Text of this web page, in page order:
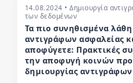
14.08.2024 • Δημιουργία
των δεδομένων
Τα πιο συνηθισμένα
αντιγράφων ασφαλείας
αποφύγετε: Πρακτικές
την αποφυγή κοινών
δημιουργίας